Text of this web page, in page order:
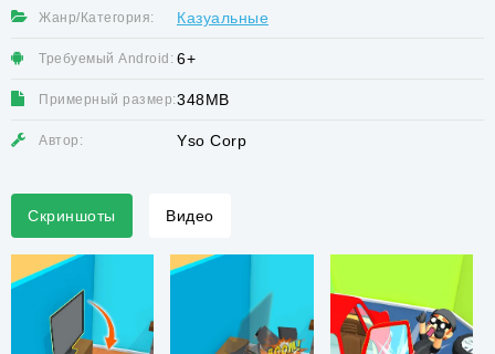
Жанр/Категория: Казуальные
Требуемый Android: 6+
Примерный размер:348MB
Автор: Yso Corp
Скриншоты Видео